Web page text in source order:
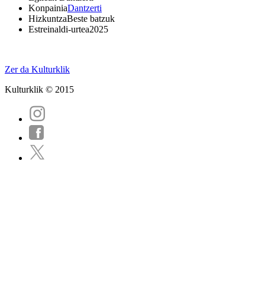
KonpainiaDantzerti
HizkuntzaBeste batzuk
Estreinaldi-urtea2025
Zer da Kulturklik
Kulturklik © 2015